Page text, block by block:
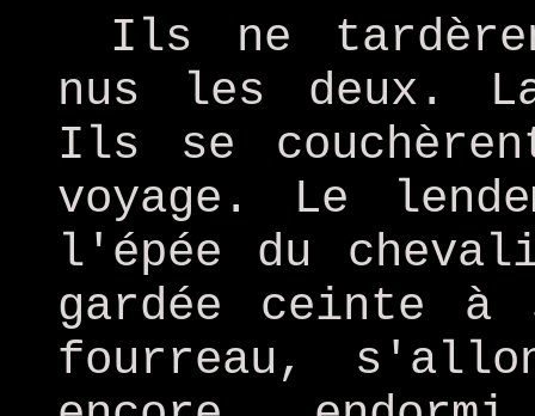
Ils ne
nus les deux.
Ils se
voyage. Le
l'épée du
gardée ceinte à
fourreau,